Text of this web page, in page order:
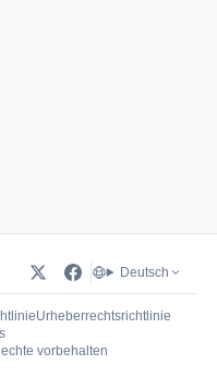
Deutsch
Urheberrechtsrichtlinie
(öffnet in neuem Tab)
vorbehalten